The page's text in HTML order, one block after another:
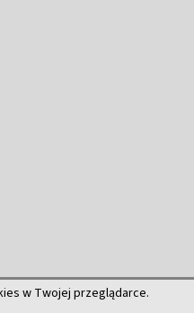
w Twojej przeglądarce.